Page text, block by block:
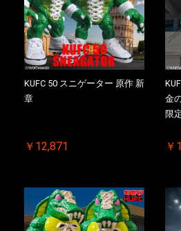
KUFC 50 スニゲーター 原作 新
章
￥12,871
金
限
￥